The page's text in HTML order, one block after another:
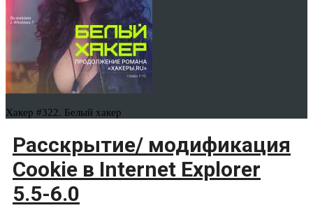
Хакер #322. Белый хакер
Расскрытие/ модификация
Cookie в Internet Explorer
5.5-6.0